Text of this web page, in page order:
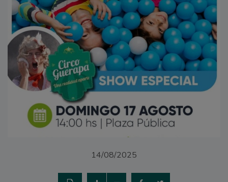
14/08/2025